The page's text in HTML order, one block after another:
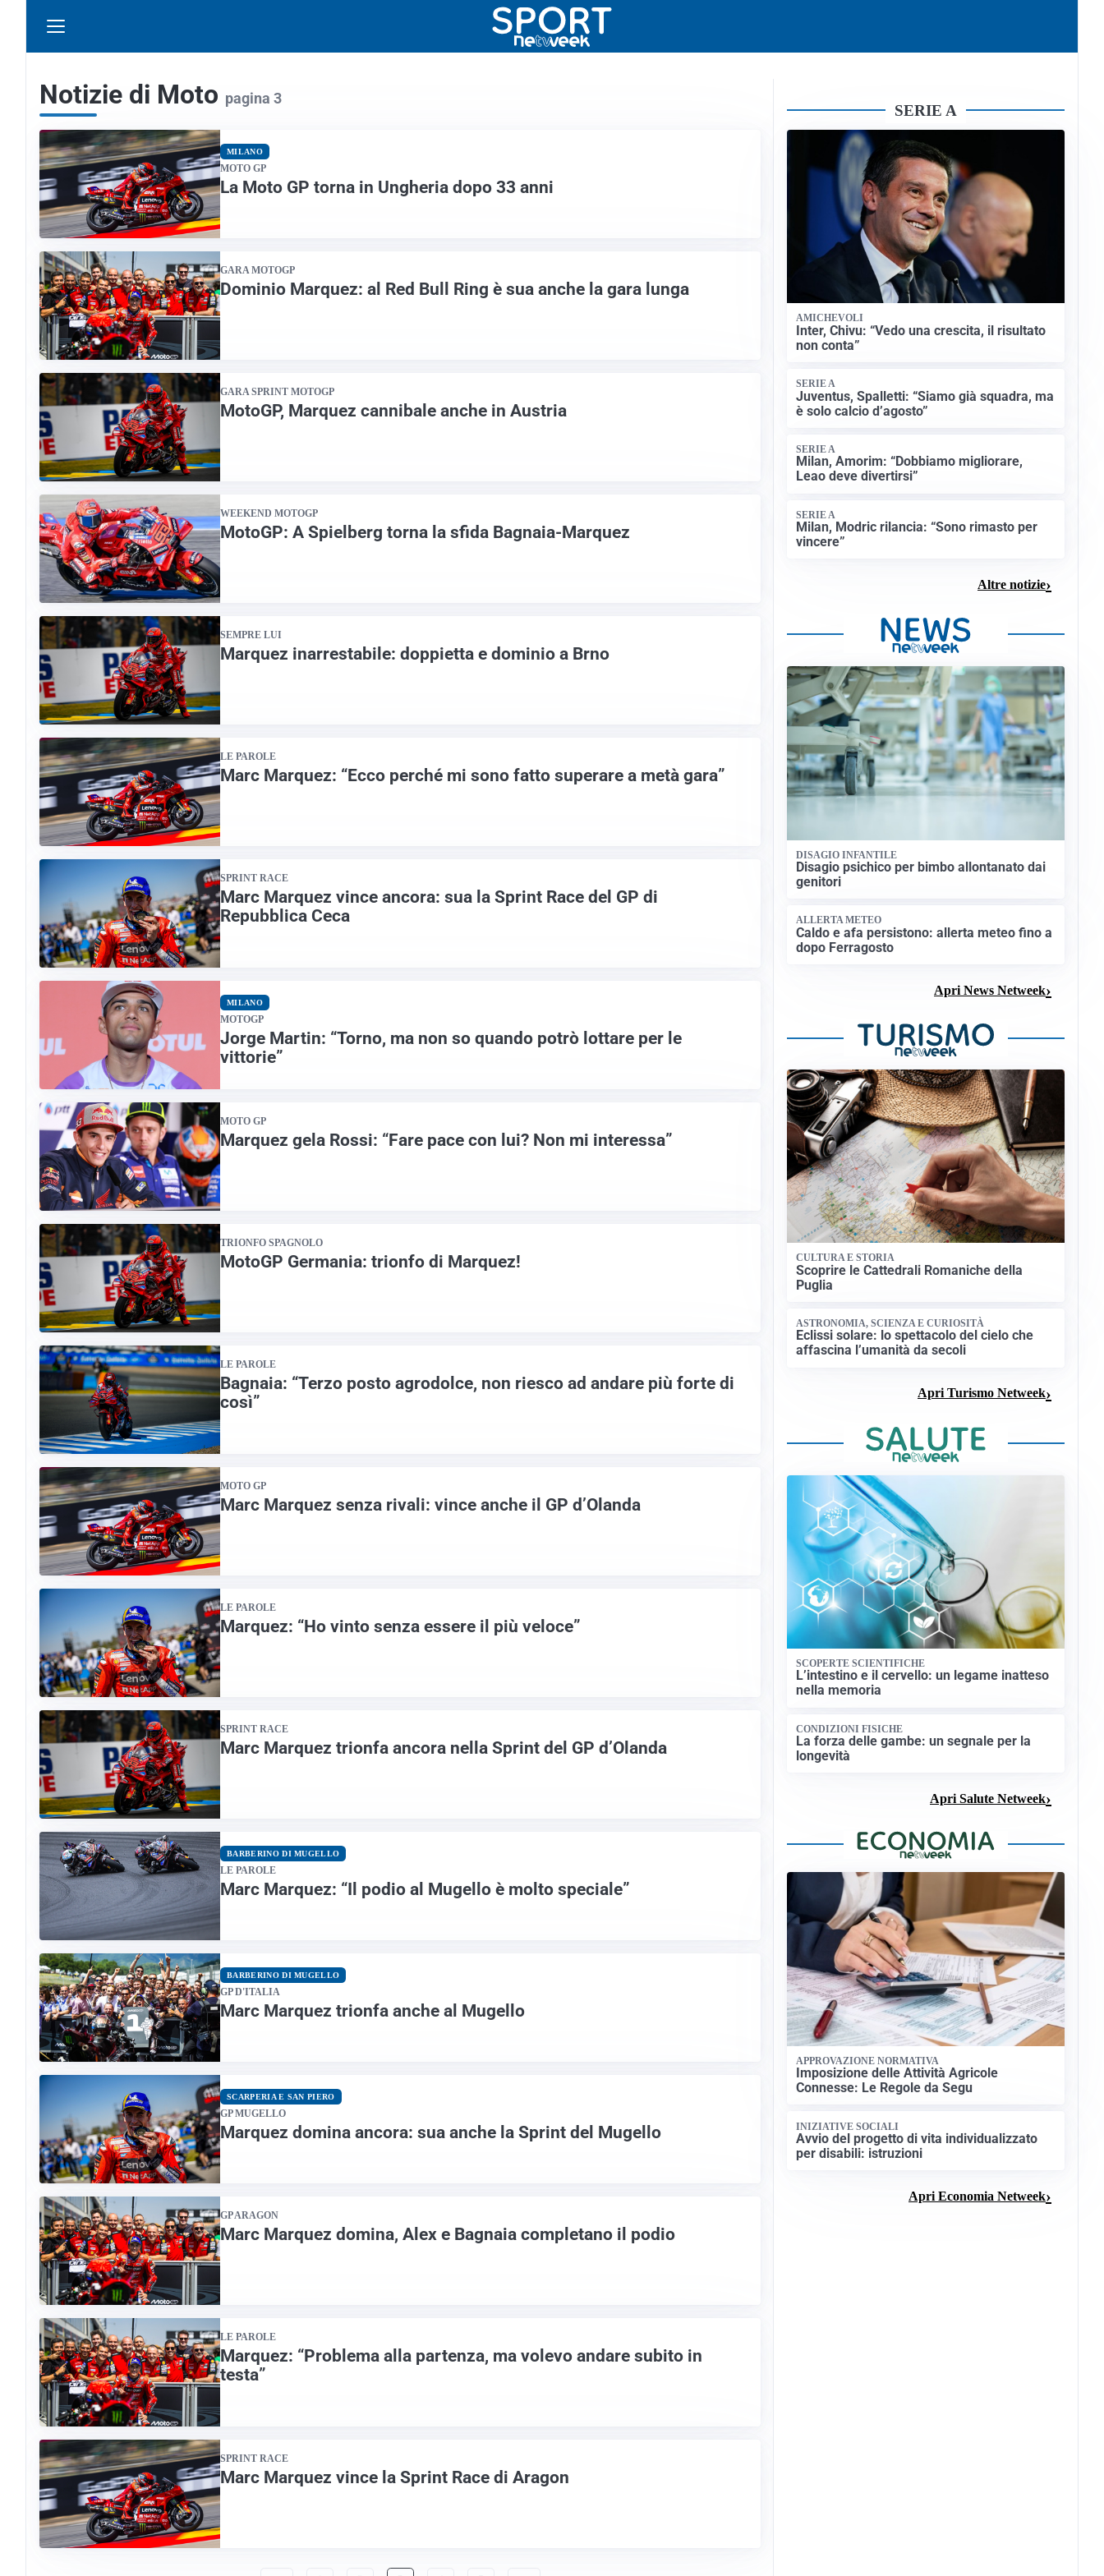
Notizie di Moto pagina 3
MILANO
MOTO GP
La Moto GP torna in Ungheria dopo 33 anni
GARA MOTOGP
Dominio Marquez: al Red Bull Ring è sua anche la gara lunga
GARA SPRINT MOTOGP
MotoGP, Marquez cannibale anche in Austria
WEEKEND MOTOGP
MotoGP: A Spielberg torna la sfida Bagnaia-Marquez
SEMPRE LUI
Marquez inarrestabile: doppietta e dominio a Brno
LE PAROLE
Marc Marquez: “Ecco perché mi sono fatto superare a metà gara”
SPRINT RACE
Marc Marquez vince ancora: sua la Sprint Race del GP di
Repubblica Ceca
MILANO
MOTOGP
Jorge Martin: “Torno, ma non so quando potrò lottare per le
vittorie”
MOTO GP
Marquez gela Rossi: “Fare pace con lui? Non mi interessa”
TRIONFO SPAGNOLO
MotoGP Germania: trionfo di Marquez!
LE PAROLE
Bagnaia: “Terzo posto agrodolce, non riesco ad andare più forte di
così”
MOTO GP
Marc Marquez senza rivali: vince anche il GP d’Olanda
LE PAROLE
Marquez: “Ho vinto senza essere il più veloce”
SPRINT RACE
Marc Marquez trionfa ancora nella Sprint del GP d’Olanda
BARBERINO DI MUGELLO
LE PAROLE
Marc Marquez: “Il podio al Mugello è molto speciale”
BARBERINO DI MUGELLO
GP D'ITALIA
Marc Marquez trionfa anche al Mugello
SCARPERIA E SAN PIERO
GP MUGELLO
Marquez domina ancora: sua anche la Sprint del Mugello
GP ARAGON
Marc Marquez domina, Alex e Bagnaia completano il podio
LE PAROLE
Marquez: “Problema alla partenza, ma volevo andare subito in
testa”
SPRINT RACE
Marc Marquez vince la Sprint Race di Aragon
SERIE A
AMICHEVOLI
Inter, Chivu: “Vedo una crescita, il risultato
non conta”
SERIE A
Juventus, Spalletti: “Siamo già squadra, ma
è solo calcio d’agosto”
SERIE A
Milan, Amorim: “Dobbiamo migliorare,
Leao deve divertirsi”
SERIE A
Milan, Modric rilancia: “Sono rimasto per
vincere”
Altre notizie
DISAGIO INFANTILE
Disagio psichico per bimbo allontanato dai
genitori
ALLERTA METEO
Caldo e afa persistono: allerta meteo fino a
dopo Ferragosto
Apri News Netweek
CULTURA E STORIA
Scoprire le Cattedrali Romaniche della
Puglia
ASTRONOMIA, SCIENZA E CURIOSITÀ
Eclissi solare: lo spettacolo del cielo che
affascina l’umanità da secoli
Apri Turismo Netweek
SCOPERTE SCIENTIFICHE
L’intestino e il cervello: un legame inatteso
nella memoria
CONDIZIONI FISICHE
La forza delle gambe: un segnale per la
longevità
Apri Salute Netweek
APPROVAZIONE NORMATIVA
Imposizione delle Attività Agricole
Connesse: Le Regole da Segu
INIZIATIVE SOCIALI
Avvio del progetto di vita individualizzato
per disabili: istruzioni
Apri Economia Netweek